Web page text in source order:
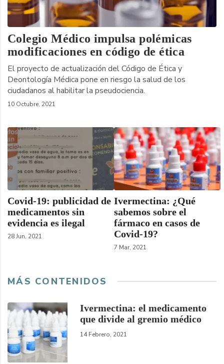
Colegio Médico impulsa polémicas
modificaciones en código de ética
El proyecto de actualización del Código de Ética y
Deontología Médica pone en riesgo la salud de los
ciudadanos al habilitar la pseudociencia.
10 Octubre, 2021
Covid-19: publicidad de
medicamentos sin
evidencia es ilegal
28 Jun, 2021
Ivermectina: ¿Qué
sabemos sobre el
fármaco en casos de
Covid-19?
7 Mar, 2021
MÁS CONTENIDOS
Ivermectina: el medicamento
que divide al gremio médico
14 Febrero, 2021